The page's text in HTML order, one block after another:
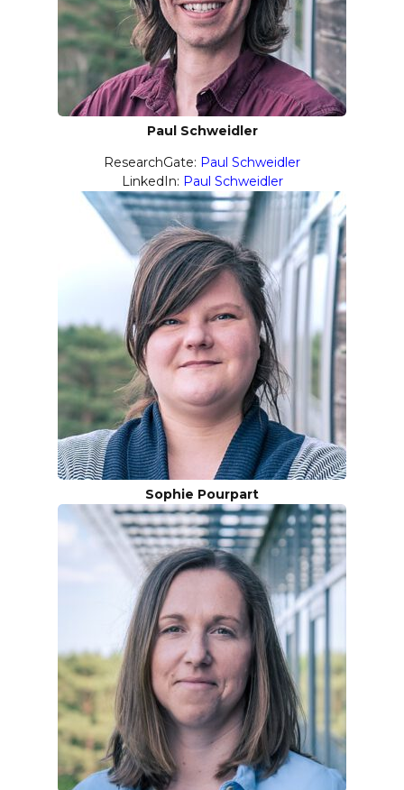
Paul Schweidler
ResearchGate: Paul Schweidler
LinkedIn: Paul Schweidler
Sophie Pourpart